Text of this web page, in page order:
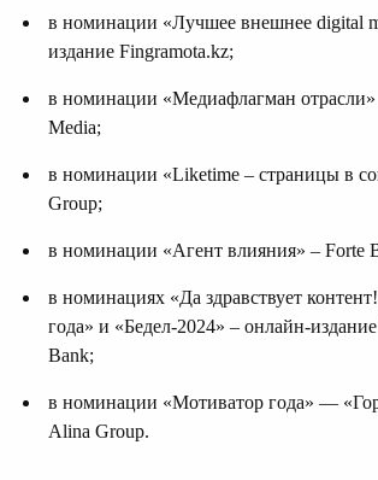
в номинации «Лучшее внешнее digital
издание Fingramota.kz;
в номинации «Медиафлагман
Media;
в номинации «Liketime – страницы в
Group;
в номинации «Агент влияния» – Forte
в номинациях «Да здравствует
года» и «Бедел-2024» – онлайн-
Bank;
в номинации «Мотиватор года» —
Alina Group.